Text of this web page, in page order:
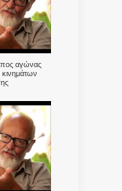
αγώνας
κινημάτων